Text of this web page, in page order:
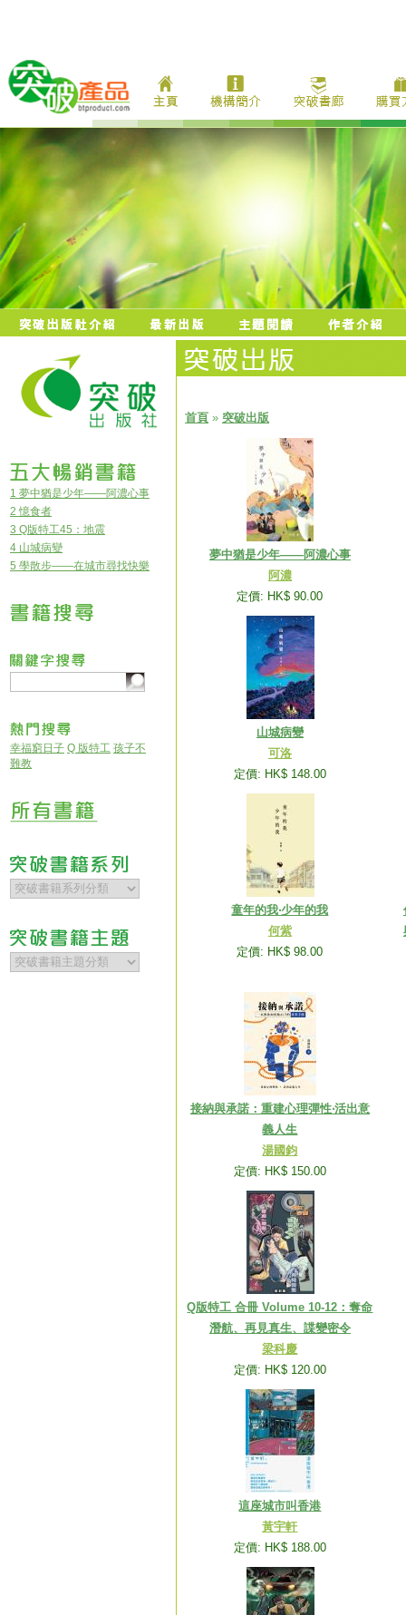
1 夢中猶是少年——阿濃心事
2 憶食者
3 Q版特工45：地震
4 山城病變
5 學散步——在城市尋找快樂
幸福窮日子 Q 版特工 孩子不
難教
首頁 » 突破出版
夢中猶是少年——阿濃心事
阿濃
定價: HK$ 90.00
山城病變
可洛
定價: HK$ 148.00
童年的我‧少年的我
何紫
定價: HK$ 98.00
接納與承諾：重建心理彈性‧活出意
義人生
湯國鈞
定價: HK$ 150.00
Q版特工 合冊 Volume 10-12：奪命
潛航、再見真生、諜變密令
梁科慶
定價: HK$ 120.00
這座城市叫香港
黃宇軒
定價: HK$ 188.00